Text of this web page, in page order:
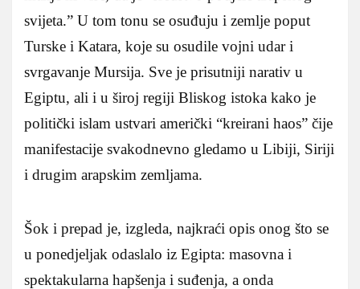
svijeta.” U tom tonu se osuđuju i zemlje poput
Turske i Katara, koje su osudile vojni udar i
svrgavanje Mursija. Sve je prisutniji narativ u
Egiptu, ali i u široj regiji Bliskog istoka kako je
politički islam ustvari američki “kreirani haos” čije
manifestacije svakodnevno gledamo u Libiji, Siriji
i drugim arapskim zemljama.
Šok i prepad je, izgleda, najkraći opis onog što se
u ponedjeljak odaslalo iz Egipta: masovna i
spektakularna hapšenja i suđenja, a onda